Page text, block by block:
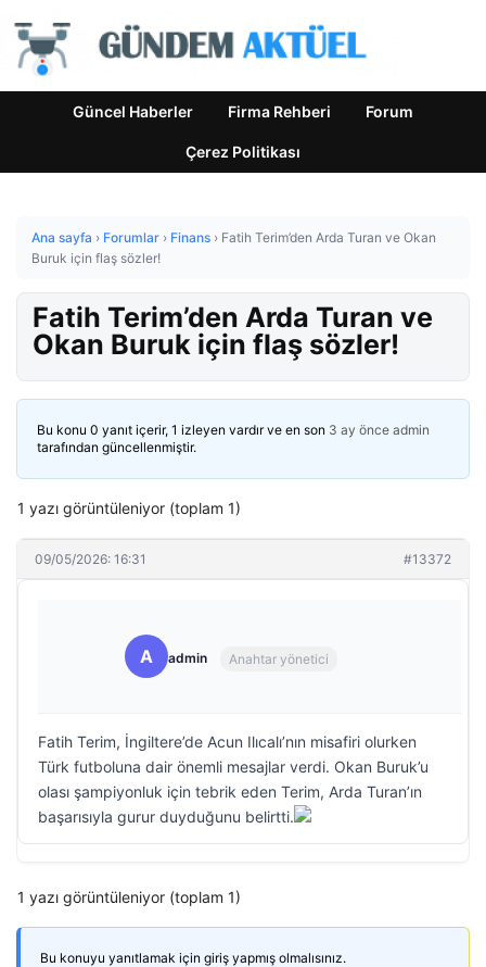
Güncel Haberler Firma Rehberi Forum
Çerez Politikası
Ana sayfa › Forumlar › Finans › Fatih Terim’den Arda Turan ve Okan
Buruk için flaş sözler!
Fatih Terim’den Arda Turan ve
Okan Buruk için flaş sözler!
Bu konu 0 yanıt içerir, 1 izleyen vardır ve en son 3 ay önce admin
tarafından güncellenmiştir.
1 yazı görüntüleniyor (toplam 1)
09/05/2026: 16:31 #13372
A admin Anahtar yönetici
Fatih Terim, İngiltere’de Acun Ilıcalı’nın misafiri olurken
Türk futboluna dair önemli mesajlar verdi. Okan Buruk’u
olası şampiyonluk için tebrik eden Terim, Arda Turan’ın
başarısıyla gurur duyduğunu belirtti.
1 yazı görüntüleniyor (toplam 1)
Bu konuyu yanıtlamak için giriş yapmış olmalısınız.